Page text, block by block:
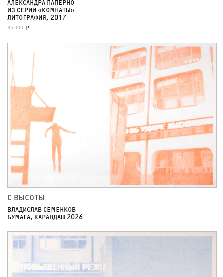
АЛЕКСАНДРА ПАПЕРНО
ИЗ СЕРИИ «КОМНАТЫ»
ЛИТОГРАФИЯ, 2017
85 000 ₽
С ВЫСОТЫ
ВЛАДИСЛАВ СЕМЕНКОВ
БУМАГА, КАРАНДАШ 2026